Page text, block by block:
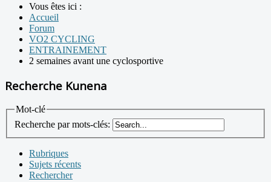
Vous êtes ici :
Accueil
Forum
VO2 CYCLING
ENTRAINEMENT
2 semaines avant une cyclosportive
Recherche Kunena
Mot-clé
Recherche par mots-clés:
Rubriques
Sujets récents
Rechercher